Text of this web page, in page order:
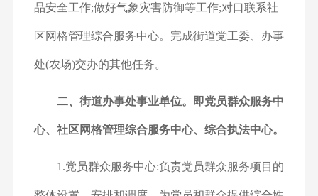
品安全工作;做好气象灾害防御等工作;对口联系社
区网格管理综合服务中心。完成街道党工委、办事
处(农场)交办的其他任务。
二、街道办事处事业单位。即党员群众服务中
心、社区网格管理综合服务中心、综合执法中心。
1.党员群众服务中心:负责党员群众服务项目的